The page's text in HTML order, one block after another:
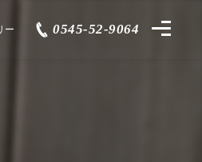
ー 0545-52-9064